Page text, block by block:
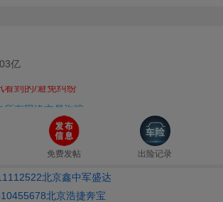
亿
合追查净网防护
到的/避免纠纷
的全部清除封号
营车型推广展示
免费发帖 出险记录
北京鑫中军盛达
北京浩捷奔宝